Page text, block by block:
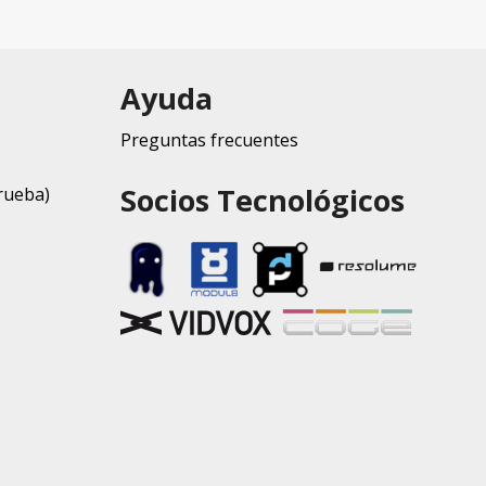
Ayuda
Preguntas frecuentes
Socios Tecnológicos